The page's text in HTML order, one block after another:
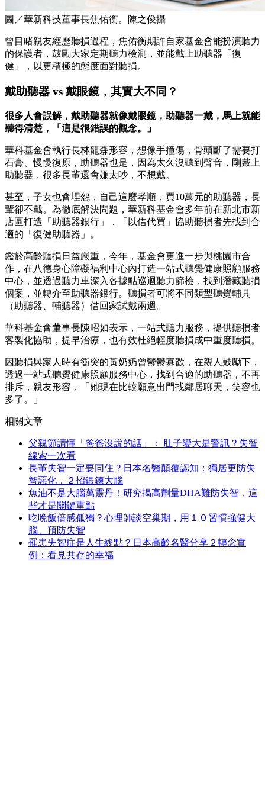
圖／華新科技董事長焦佑衡。陳之俊攝
曾目睹親友經歷聽損過程，焦佑衡期許自家基金會能扮演聽力
的保護者，鼓勵大家定期聽力檢測，並能戴上助聽器「復
健」，以更積極的態度面對聽損。
戴助聽器 vs 戴眼鏡，其實大不同？
很多人會誤解，戴助聽器就像戴眼鏡，助聽器一戴，馬上就能
聽得清楚，「這是很錯誤的觀念。」
華科基金會執行長林龍森形容，想像手撞傷，骨頭斷了需要打
石膏、慢慢復原，助聽器也是，因為太久沒聽到聲音，剛戴上
助聽器，很多長輩還會嫌太吵，不想戴。
甚至，子女也會埋怨，自己這麼孝順，買10萬元的助聽器，長
輩卻不戴。為徹底解決問題，華新科基金會多年前在新北市新
店區打造「助聽器銀行」，「以借代買」協助聽損者先找到合
適的「復健助聽器」。
鑑於高齡聽損日益嚴重，今年，基金會更進一步與桃園市合
作，在八德身心障礙福利中心內打造一站式聽覺健康照顧服務
中心，並透過聽力車深入各據點巡迴聽力篩檢，找到潛藏聽損
個案，並轉介至助聽器銀行。聽損者可將不同類型聽覺輔具
（助聽器、輔聽器）借回家試戴兩週。
華科基金會董事長陳昭如表示，一站式聽力服務，提供聽損者
客製化協助，提早治療，也有效杜絕輕度聽損成中重度聽損。
因聽損與家人時有衝突的黃奶奶曾鬱鬱寡歡，在親人鼓勵下，
透過一站式聽覺健康照顧服務中心，找到合適的助聽器，不再
排斥，親友形容，「她現在比較願意出門找鄰居聊天，笑容也
多了。」
相關文章
父親節讀懂「爸爸沒說的話」： 肚子變大是警訊？失智
線索一次看
長輩失智一定要同住？日本名醫顛覆認知：獨居更防失
智惡化，２招鍛鍊大腦
魚油不是大腦萬靈丹！研究揭高劑量DHA難防失智，這
些才是關鍵重點
吃晚飯倍感孤獨？心理師談空巢期，用１０習慣強健大
腦、預防失智
罹患失智症是人生終點？日本高齡名醫分享２轉念實
例：看見共存的幸福